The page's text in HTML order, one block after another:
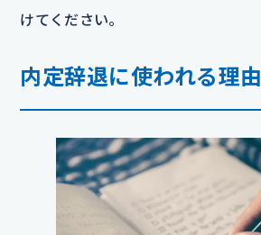
けてください。
内定辞退に使われる理由